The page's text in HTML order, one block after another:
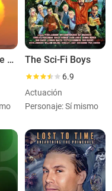
Los secretos de El despertar de la fuerza: Un viaje cinematográfico The Sci-Fi Boys
6.9
Actuación
Personaje: Sí mismo